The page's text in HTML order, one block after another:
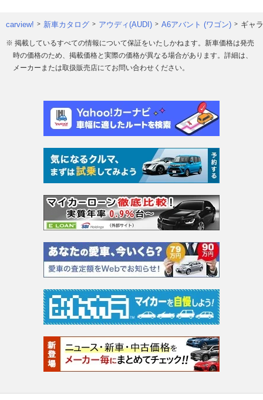
carview! 新車カタログ アウディ(AUDI) A6アバント (ワゴン) ギャ
※ 掲載しているすべての情報について保証をいたしかねます。新車価格は発売
時の価格のため、掲載価格と実際の価格が異なる場合があります。詳細は、
メーカーまたは取扱販売店にてお問い合わせください。